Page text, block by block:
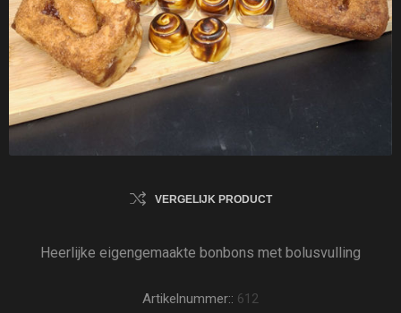
VERGELIJK PRODUCT
Heerlijke eigengemaakte bonbons met bolusvulling
Artikelnummer:: 612